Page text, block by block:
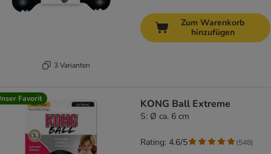
3 Varianten
Zum Warenkorb
hinzufügen
Favorit KONG Ball Extreme
S: Ø ca. 6 cm
Rating: 4.6/5 (548)